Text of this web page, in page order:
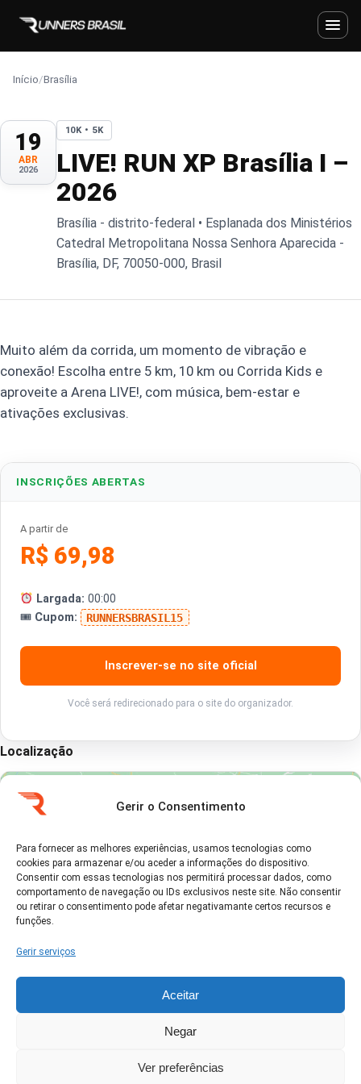
Gerir o Consentimento
Para fornecer as melhores experiências, usamos tecnologias como
cookies para armazenar e/ou aceder a informações do dispositivo.
Consentir com essas tecnologias nos permitirá processar dados, como
comportamento de navegação ou IDs exclusivos neste site. Não consentir
ou retirar o consentimento pode afetar negativamante certos recursos e
funções.
Gerir serviços
Aceitar
Negar
Ver preferências
Início/Brasília
19
ABR
2026
10K • 5K
LIVE! RUN XP Brasília I –
2026
Brasília - distrito-federal • Esplanada dos Ministérios
Catedral Metropolitana Nossa Senhora Aparecida -
Brasília, DF, 70050-000, Brasil
Muito além da corrida, um momento de vibração e
conexão! Escolha entre 5 km, 10 km ou Corrida Kids e
aproveite a Arena LIVE!, com música, bem-estar e
ativações exclusivas.
INSCRIÇÕES ABERTAS
A partir de
R$ 69,98
Largada: 00:00
🎟 Cupom: RUNNERSBRASIL15
Inscrever-se no site oficial
Você será redirecionado para o site do organizador.
Localização
Clique em 'Concordo' para ativar Google
maps
Política de Cookies